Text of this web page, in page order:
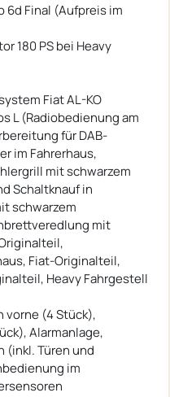
6d Final (Aufpreis im
180 PS bei Heavy
Fiat AL-KO
L (Radiobedienung am
für DAB-
im Fahrerhaus,
mit schwarzem
Schaltknauf in
schwarzem
mit
Fiat-Originalteil,
Heavy Fahrgestell
vorne (4 Stück),
Alarmanlage,
Türen und
im